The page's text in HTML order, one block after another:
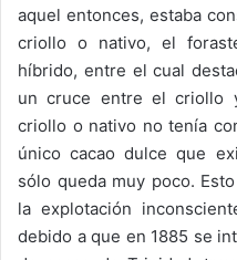
aquel entonces, estaba
criollo o nativo, el
híbrido, entre el cual
un cruce entre el criollo
criollo o nativo no tenía
único cacao dulce que
sólo queda muy poco.
la explotación
debido a que en 1885 se